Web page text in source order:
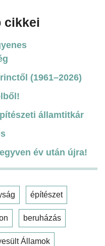
cikkei
(1961–2026)
államtitkár
év után újra!
építészet
beruházás
Államok